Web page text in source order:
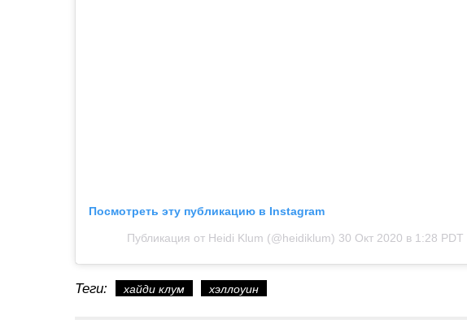
Посмотреть эту публикацию в Instagram
Публикация от Heidi Klum (@heidiklum) 30 Окт 2020 в 1:28 PDT
Теги: хайди клум хэллоуин